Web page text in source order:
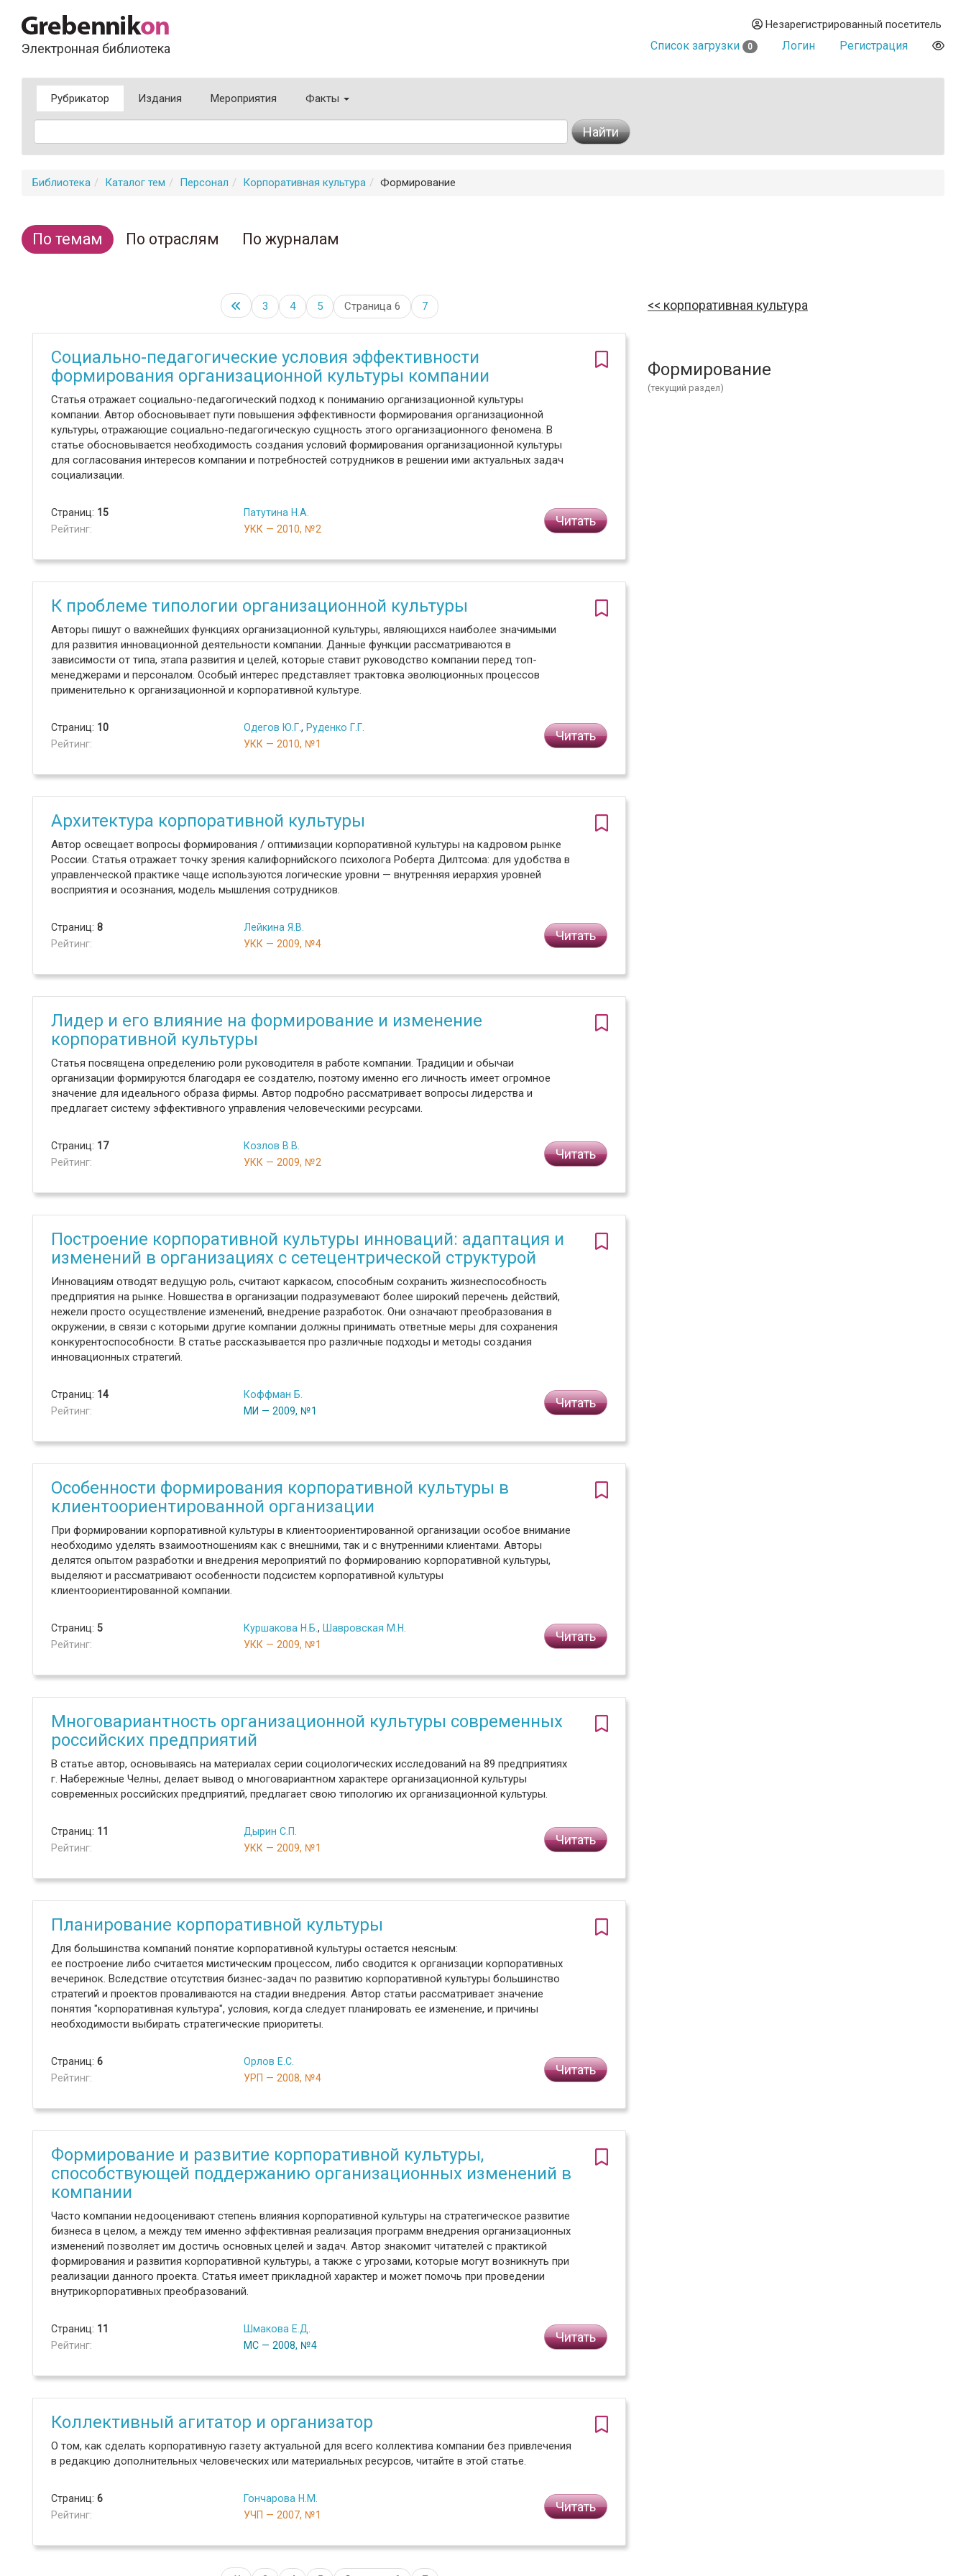
Электронная библиотека
Незарегистрированный посетитель
Список загрузки 0 Логин Регистрация
Рубрикатор Издания Мероприятия Факты
Найти
Библиотека Каталог тем Персонал Корпоративная культура Формирование
По темам По отраслям По журналам
3 4 5 Страница 6 7
Социально-педагогические условия эффективности
формирования организационной культуры компании
Статья отражает социально-педагогический подход к пониманию организационной культуры
компании. Автор обосновывает пути повышения эффективности формирования организационной
культуры, отражающие социально-педагогическую сущность этого организационного феномена. В
статье обосновывается необходимость создания условий формирования организационной культуры
для согласования интересов компании и потребностей сотрудников в решении ими актуальных задач
социализации.
Страниц: 15
Рейтинг:
Патутина Н.А.
УКК — 2010, №2
Читать
К проблеме типологии организационной культуры
Авторы пишут о важнейших функциях организационной культуры, являющихся наиболее значимыми
для развития инновационной деятельности компании. Данные функции рассматриваются в
зависимости от типа, этапа развития и целей, которые ставит руководство компании перед топ-
менеджерами и персоналом. Особый интерес представляет трактовка эволюционных процессов
применительно к организационной и корпоративной культуре.
Страниц: 10
Рейтинг:
Одегов Ю.Г., Руденко Г.Г.
УКК — 2010, №1
Читать
Архитектура корпоративной культуры
Автор освещает вопросы формирования / оптимизации корпоративной культуры на кадровом рынке
России. Статья отражает точку зрения калифорнийского психолога Роберта Дилтсома: для удобства в
управленческой практике чаще используются логические уровни — внутренняя иерархия уровней
восприятия и осознания, модель мышления сотрудников.
Страниц: 8
Рейтинг:
Лейкина Я.В.
УКК — 2009, №4
Читать
Лидер и его влияние на формирование и изменение
корпоративной культуры
Статья посвящена определению роли руководителя в работе компании. Традиции и обычаи
организации формируются благодаря ее создателю, поэтому именно его личность имеет огромное
значение для идеального образа фирмы. Автор подробно рассматривает вопросы лидерства и
предлагает систему эффективного управления человеческими ресурсами.
Страниц: 17
Рейтинг:
Козлов В.В.
УКК — 2009, №2
Читать
Построение корпоративной культуры инноваций: адаптация и
изменений в организациях с сетецентрической структурой
Инновациям отводят ведущую роль, считают каркасом, способным сохранить жизнеспособность
предприятия на рынке. Новшества в организации подразумевают более широкий перечень действий,
нежели просто осуществление изменений, внедрение разработок. Они означают преобразования в
окружении, в связи с которыми другие компании должны принимать ответные меры для сохранения
конкурентоспособности. В статье рассказывается про различные подходы и методы создания
инновационных стратегий.
Страниц: 14
Рейтинг:
Коффман Б.
МИ — 2009, №1
Читать
Особенности формирования корпоративной культуры в
клиентоориентированной организации
При формировании корпоративной культуры в клиентоориентированной организации особое внимание
необходимо уделять взаимоотношениям как с внешними, так и с внутренними клиентами. Авторы
делятся опытом разработки и внедрения мероприятий по формированию корпоративной культуры,
выделяют и рассматривают особенности подсистем корпоративной культуры
клиентоориентированной компании.
Страниц: 5
Рейтинг:
Куршакова Н.Б. , Шавровская М.Н.
УКК — 2009, №1
Читать
Многовариантность организационной культуры современных
российских предприятий
В статье автор, основываясь на материалах серии социологических исследований на 89 предприятиях
г. Набережные Челны, делает вывод о многовариантном характере организационной культуры
современных российских предприятий, предлагает свою типологию их организационной культуры.
Страниц: 11
Рейтинг:
Дырин С.П.
УКК — 2009, №1
Читать
Планирование корпоративной культуры
Для большинства компаний понятие корпоративной культуры остается неясным:
ее построение либо считается мистическим процессом, либо сводится к организации корпоративных
вечеринок. Вследствие отсутствия бизнес-задач по развитию корпоративной культуры большинство
стратегий и проектов проваливаются на стадии внедрения. Автор статьи рассматривает значение
понятия "корпоративная культура", условия, когда следует планировать ее изменение, и причины
необходимости выбирать стратегические приоритеты.
Страниц: 6
Рейтинг:
Орлов Е.С.
УРП — 2008, №4
Читать
Формирование и развитие корпоративной культуры,
способствующей поддержанию организационных изменений в
компании
Часто компании недооценивают степень влияния корпоративной культуры на стратегическое развитие
бизнеса в целом, а между тем именно эффективная реализация программ внедрения организационных
изменений позволяет им достичь основных целей и задач. Автор знакомит читателей с практикой
формирования и развития корпоративной культуры, а также с угрозами, которые могут возникнуть при
реализации данного проекта. Статья имеет прикладной характер и может помочь при проведении
внутрикорпоративных преобразований.
Страниц: 11
Рейтинг:
Шмакова Е.Д.
МС — 2008, №4
Читать
Коллективный агитатор и организатор
О том, как сделать корпоративную газету актуальной для всего коллектива компании без привлечения
в редакцию дополнительных человеческих или материальных ресурсов, читайте в этой статье.
Страниц: 6
Рейтинг:
Гончарова Н.М.
УЧП — 2007, №1
Читать
корпоративная культура
Формирование
(текущий раздел)